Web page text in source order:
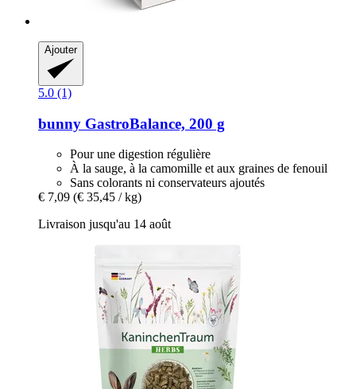
Ajouter
5.0 (1)
bunny GastroBalance, 200 g
Pour une digestion régulière
À la sauge, à la camomille et aux graines de fenouil
Sans colorants ni conservateurs ajoutés
€ 7,09 (€ 35,45 / kg)
Livraison jusqu'au 14 août